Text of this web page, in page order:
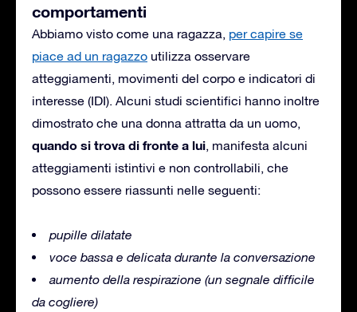
comportamenti
Abbiamo visto come una ragazza, per capire se
piace ad un ragazzo utilizza osservare
atteggiamenti, movimenti del corpo e indicatori di
interesse (IDI). Alcuni studi scientifici hanno inoltre
dimostrato che una donna attratta da un uomo,
quando si trova di fronte a lui, manifesta alcuni
atteggiamenti istintivi e non controllabili, che
possono essere riassunti nelle seguenti:
pupille dilatate
voce bassa e delicata durante la conversazione
aumento della respirazione (un segnale difficile
da cogliere)